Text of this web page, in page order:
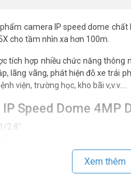
camera IP speed dome
cho tầm nhìn xa hơn 100m.
tích hợp nhiều chức năng
lãng vãng, phát hiện đỗ xe trái
viện, trường học, kho bãi v,v.v….
Speed Dome 4MP
2.8″
thấp 0.005Lux/F1.6 (ảnh màu),
mm), zoom số 16x.
Xem thêm